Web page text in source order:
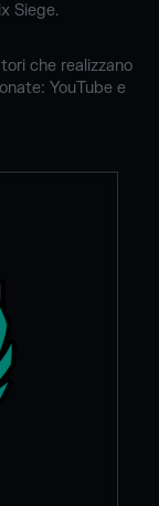
Siege.
che realizzano
YouTube e